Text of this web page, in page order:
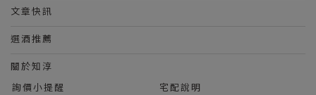
文章快訊
選酒推薦
關於知淳
詢價小提醒
宅配說明